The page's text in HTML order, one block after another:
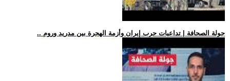
.. جولة الصحافة | تداعيات حرب إيران وأزمة الهجرة بين مدريد وروم